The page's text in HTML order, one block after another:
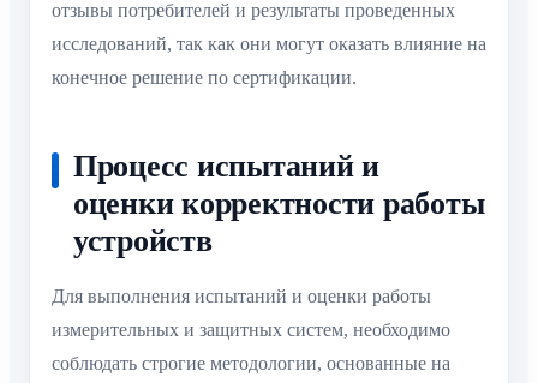
отзывы потребителей и результаты проведенных
исследований, так как они могут оказать влияние на
конечное решение по сертификации.
Процесс испытаний и
оценки корректности работы
устройств
Для выполнения испытаний и оценки работы
измерительных и защитных систем, необходимо
соблюдать строгие методологии, основанные на